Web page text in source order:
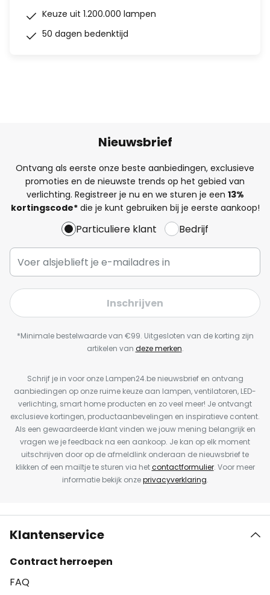
Keuze uit 1.200.000 lampen
50 dagen bedenktijd
Nieuwsbrief
Ontvang als eerste onze beste aanbiedingen, exclusieve
promoties en de nieuwste trends op het gebied van
verlichting. Registreer je nu en we sturen je een 13%
kortingscode*die je kunt gebruiken bij je eerste aankoop!
Particuliere klant Bedrijf
Inschrijven
*Minimale bestelwaarde van €99. Uitgesloten van de korting zijn
artikelen van deze merken.
Schrijf je in voor onze Lampen24.be nieuwsbrief en ontvang
aanbiedingen op onze ruime keuze aan lampen, ventilatoren, LED-
verlichting, smart home producten en zo veel meer! Je ontvangt
exclusieve kortingen, productaanbevelingen en inspiratieve content.
Als een gewaardeerde klant vinden we jouw mening belangrijk en
vragen we je feedback na een aankoop. Je kan op elk moment
uitschrijven door op de afmeldlink onderaan de nieuwsbrief te
klikken of een mailtje te sturen via hetcontactformulier. Voor meer
informatie bekijk onzeprivacyverklaring.
Klantenservice
Contract herroepen
FAQ